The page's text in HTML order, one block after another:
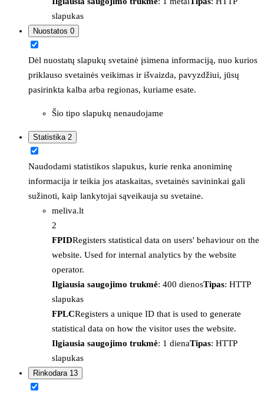
slapukas
Nuostatos 0
Dėl nuostatų slapukų svetainė įsimena informaciją, nuo kurios
priklauso svetainės veikimas ir išvaizda, pavyzdžiui, jūsų
pasirinkta kalba arba regionas, kuriame esate.
Šio tipo slapukų nenaudojame
Statistika 2
Naudodami statistikos slapukus, kurie renka anoniminę
informacija ir teikia jos ataskaitas, svetainės savininkai gali
sužinoti, kaip lankytojai sąveikauja su svetaine.
meliva.lt
2
FPIDRegisters statistical data on users' behaviour on the
website. Used for internal analytics by the website
operator.
Ilgiausia saugojimo trukmė: 400 dienosTipas: HTTP
slapukas
FPLCRegisters a unique ID that is used to generate
statistical data on how the visitor uses the website.
Ilgiausia saugojimo trukmė: 1 dienaTipas: HTTP
slapukas
Rinkodara 13